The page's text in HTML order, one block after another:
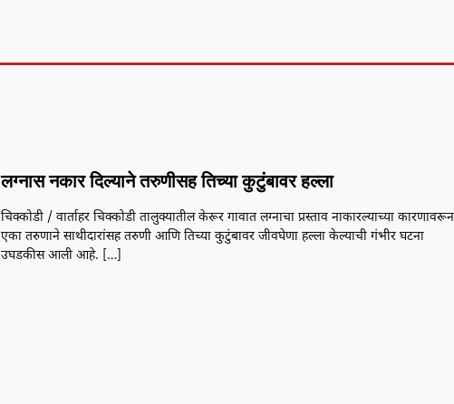
लग्नास नकार दिल्याने तरुणीसह तिच्या कुटुंबावर हल्ला
चिक्कोडी / वार्ताहर चिक्कोडी तालुक्यातील केरूर गावात लग्नाचा प्रस्ताव नाकारल्याच्या कारणावरून
एका तरुणाने साथीदारांसह तरुणी आणि तिच्या कुटुंबावर जीवघेणा हल्ला केल्याची गंभीर घटना
उघडकीस आली आहे. […]